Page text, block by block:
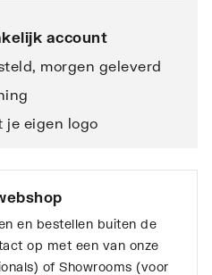
account
morgen geleverd
je eigen logo
en bestellen buiten de
op met een van onze
of Showrooms (voor